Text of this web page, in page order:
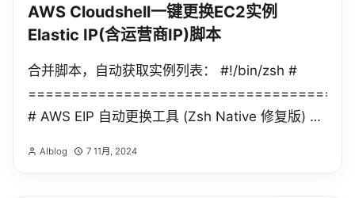
AWS Cloudshell一键更换EC2实例
Elastic IP(含运营商IP)脚本
合并脚本，自动获取实例列表： #!/bin/zsh #
# AWS EIP 自动更换工具 (Zsh Native 修复版) #
AIblog 7 11月, 2024